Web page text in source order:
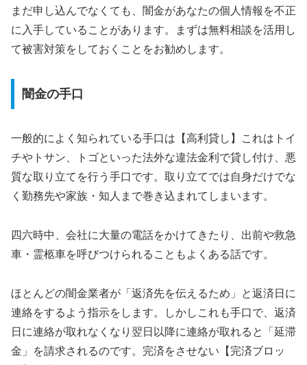
まだ申し込んでなくても、闇金があなたの個人情報を不正
に入手していることがあります。まずは無料相談を活用し
て被害対策をしておくことをお勧めします。
闇金の手口
一般的によく知られている手口は【高利貸し】これはトイ
チやトサン、トゴといった法外な違法金利で貸し付け、悪
質な取り立てを行う手口です。取り立てでは自身だけでな
く勤務先や家族・知人まで巻き込まれてしまいます。
四六時中、会社に大量の電話をかけてきたり、出前や救急
車・霊柩車を呼びつけられることもよくある話です。
ほとんどの闇金業者が「返済先を伝えるため」と返済日に
連絡をするよう指示をします。しかしこれも手口で、返済
日に連絡が取れなくなり翌日以降に連絡が取れると「延滞
金」を請求されるのです。完済をさせない【完済ブロッ